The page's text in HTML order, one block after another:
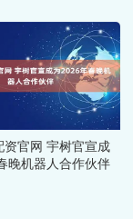
资官网 宇树官宣成
晚机器人合作伙伴